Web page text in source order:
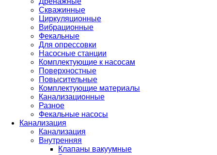
Скважинные
Циркуляционные
Вибрационные
Фекальные
Для опрессовки
Насосные станции
Комплектующие к насосам
Поверхностные
Повысительные
Комплектующие материалы
Канализационные
Разное
Фекальные насосы
Канализация
Канализация
Внутренняя
Клапаны вакуумные